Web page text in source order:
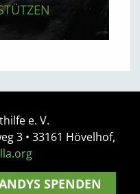
e. V.
3 • 33161 Hövelhof,
SPENDEN